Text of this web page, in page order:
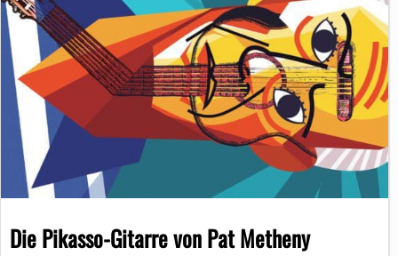
Die Pikasso-Gitarre von Pat Metheny